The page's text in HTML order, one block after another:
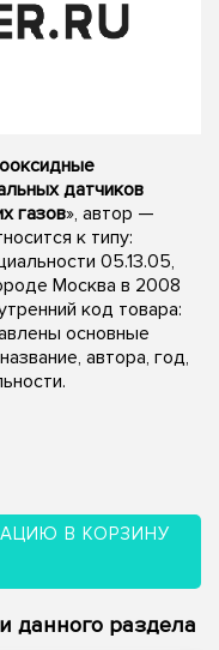
датчиков
газов», автор —
к типу:
05.13.05,
Москва в 2008
код товара:
основные
автора, год,
В КОРЗИНУ
данного раздела